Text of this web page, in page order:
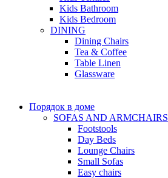
Kids Bathroom
Kids Bedroom
DINING
Dining Chairs
Tea & Coffee
Table Linen
Glassware
Порядок в доме
SOFAS AND ARMCHAIRS
Footstools
Day Beds
Lounge Chairs
Small Sofas
Easy chairs